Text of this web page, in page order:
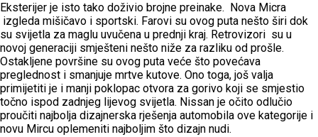
Eksterijer je isto tako doživio brojne preinake. Nova Micra
izgleda mišičavo i sportski. Farovi su ovog puta nešto širi dok
su svijetla za maglu uvučena u prednji kraj. Retrovizori su u
novoj generaciji smješteni nešto niže za razliku od prošle.
Ostakljene površine su ovog puta veće što povećava
preglednost i smanjuje mrtve kutove. Ono toga, još valja
primijetiti je i manji poklopac otvora za gorivo koji se smjestio
točno ispod zadnjeg lijevog svijetla. Nissan je očito odlučio
proučiti najbolja dizajnerska rješenja automobila ove kategorije i
novu Mircu oplemeniti najboljim što dizajn nudi.